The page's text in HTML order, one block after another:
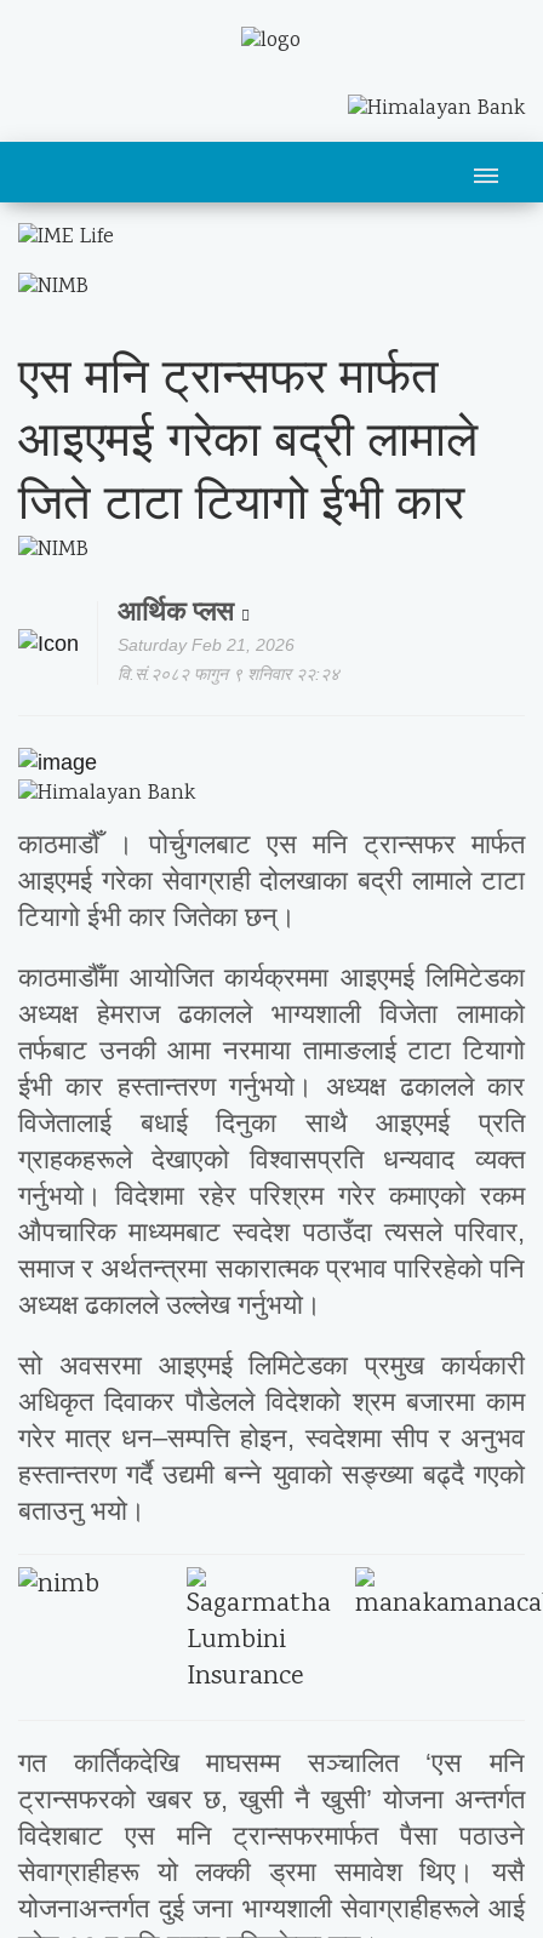
एस मनि ट्रान्सफर मार्फत
आइएमई गरेका बद्री लामाले
जिते टाटा टियागो ईभी कार
आर्थिक प्लस
Saturday Feb 21, 2026
वि.सं.२०८२ फागुन ९ शनिवार २२:२४
काठमाडौँ । पोर्चुगलबाट एस मनि ट्रान्सफर मार्फत
आइएमई गरेका सेवाग्राही दोलखाका बद्री लामाले टाटा
टियागो ईभी कार जितेका छन्।
काठमाडौँमा आयोजित कार्यक्रममा आइएमई लिमिटेडका
अध्यक्ष हेमराज ढकालले भाग्यशाली विजेता लामाको
तर्फबाट उनकी आमा नरमाया तामाङलाई टाटा टियागो
ईभी कार हस्तान्तरण गर्नुभयो। अध्यक्ष ढकालले कार
विजेतालाई बधाई दिनुका साथै आइएमई प्रति
ग्राहकहरूले देखाएको विश्वासप्रति धन्यवाद व्यक्त
गर्नुभयो। विदेशमा रहेर परिश्रम गरेर कमाएको रकम
औपचारिक माध्यमबाट स्वदेश पठाउँदा त्यसले परिवार,
समाज र अर्थतन्त्रमा सकारात्मक प्रभाव पारिरहेको पनि
अध्यक्ष ढकालले उल्लेख गर्नुभयो।
सो अवसरमा आइएमई लिमिटेडका प्रमुख कार्यकारी
अधिकृत दिवाकर पौडेलले विदेशको श्रम बजारमा काम
गरेर मात्र धन–सम्पत्ति होइन, स्वदेशमा सीप र अनुभव
हस्तान्तरण गर्दै उद्यमी बन्ने युवाको सङ्ख्या बढ्दै गएको
बताउनु भयो।
गत कार्तिकदेखि माघसम्म सञ्चालित ‘एस मनि
ट्रान्सफरको खबर छ, खुसी नै खुसी’ योजना अन्तर्गत
विदेशबाट एस मनि ट्रान्सफरमार्फत पैसा पठाउने
सेवाग्राहीहरू यो लक्की ड्रमा समावेश थिए। यसै
योजनाअन्तर्गत दुई जना भाग्यशाली सेवाग्राहीहरूले आई